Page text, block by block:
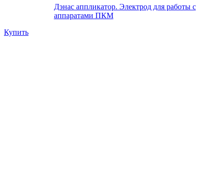
Дэнас аппликатор. Электрод для работы с
аппаратами ПКМ
Купить